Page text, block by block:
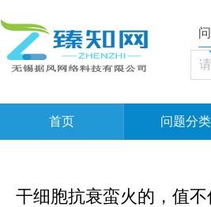
首页 问题分类
干细胞抗衰蛮火的，值